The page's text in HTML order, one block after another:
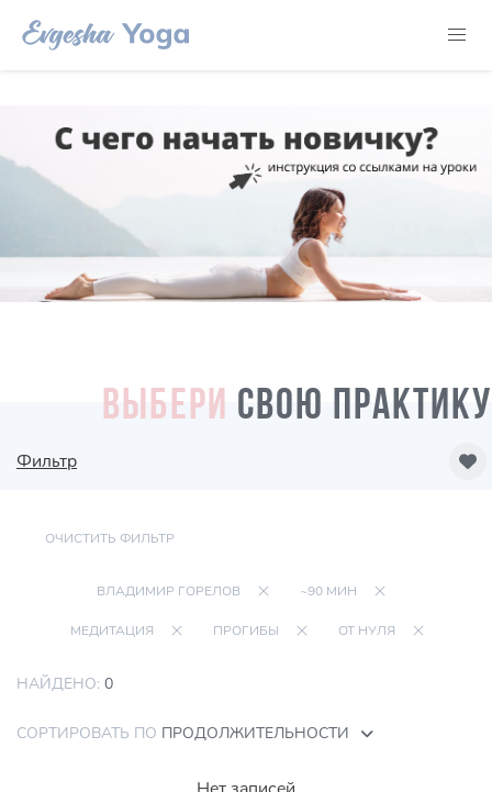
ВЫБЕРИ СВОЮ ПРАКТИКУ
Фильтр
ОЧИСТИТЬ ФИЛЬТР
ВЛАДИМИР ГОРЕЛОВ ~90 МИН
МЕДИТАЦИЯ ПРОГИБЫ ОТ НУЛЯ
НАЙДЕНО: 0
СОРТИРОВАТЬ ПО ПРОДОЛЖИТЕЛЬНОСТИ